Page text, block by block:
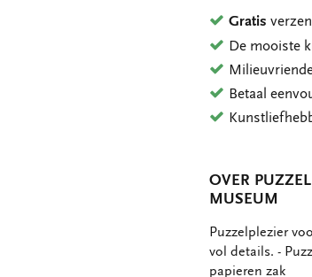
Gratis
De mooiste
Betaal
OVER
MUSEUM
Puzzelplezier
vol details. -
papieren zak